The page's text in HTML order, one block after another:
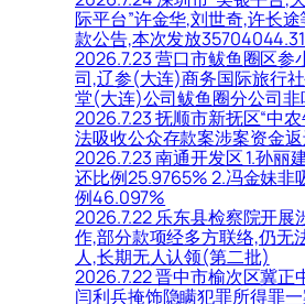
际平台”许金华,刘世奇,许长
款公告,本次发放
2026.7.23 营口市鲅鱼圈区参
司,辽参(大连)商务国际旅行
堂(大连)公司鲅鱼圈分公司非
2026.7.23 抚顺市新抚区“中
法吸收公众存款案涉案资金
2026.7.23 南通开发区 1.孙丽
还比例25.9765% 2.冯金妹非
例46.097%
2026.7.22 乐东县检察院开展
作,部分款项经多方联络,仍无
人,长期无人认领(第二批)
2026.7.22 晋中市榆次区冀正
闫利兵掩饰隐瞒犯罪所得罪